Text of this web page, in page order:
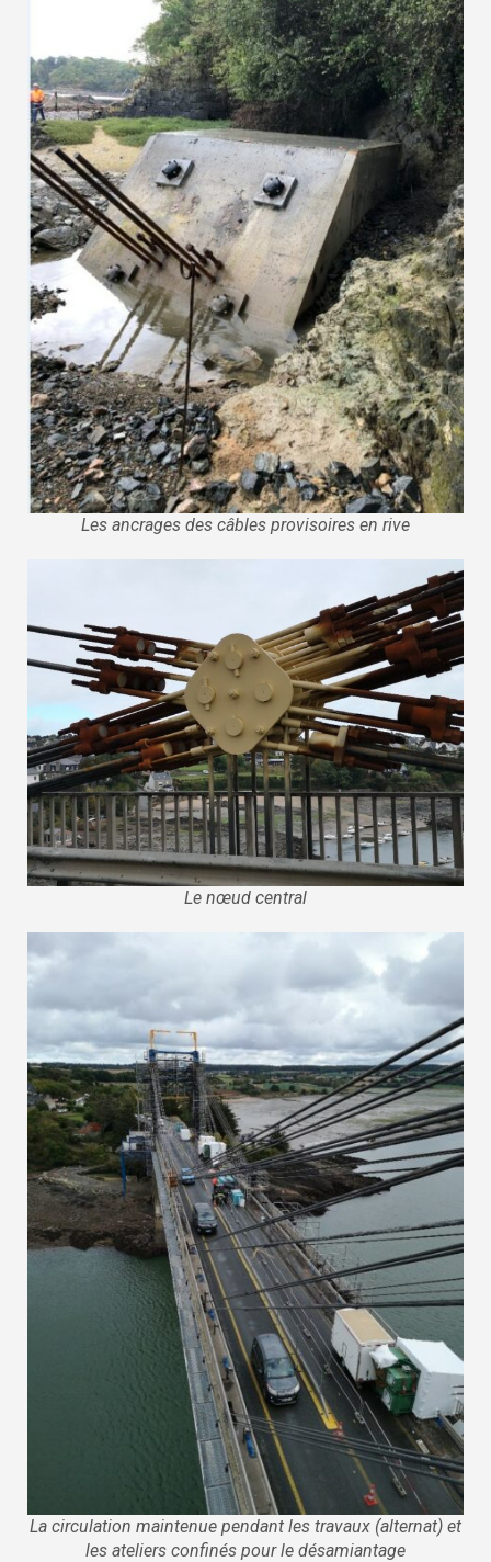
Les ancrages des câbles provisoires en rive
Le nœud central
La circulation maintenue pendant les travaux (alternat) et
les ateliers confinés pour le désamiantage